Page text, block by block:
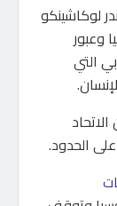
لوكاشينكو
وعبور
التي
الحدود.